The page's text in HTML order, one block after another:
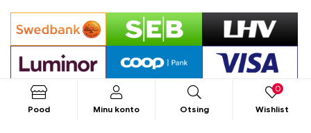
Pood Minu konto Otsing Wishlist
0